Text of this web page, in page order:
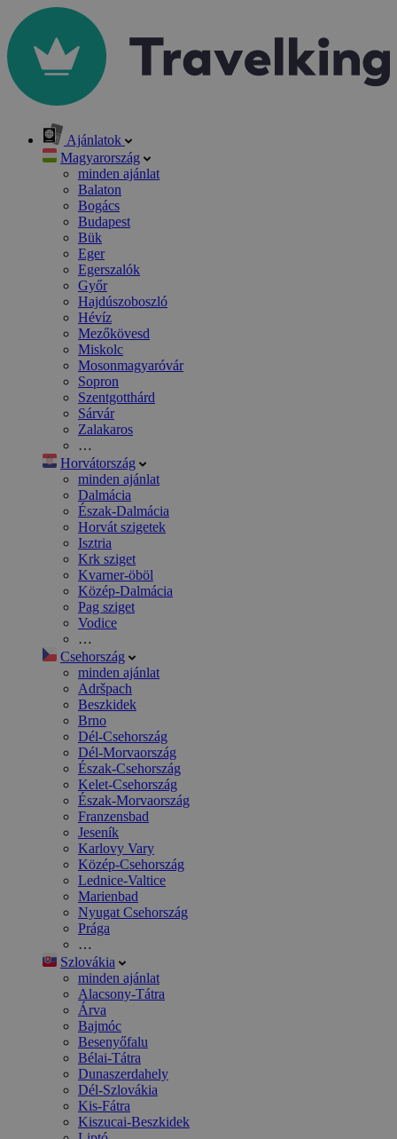
Ajánlatok
Magyarország
minden ajánlat
Balaton
Bogács
Budapest
Bük
Eger
Egerszalók
Győr
Hajdúszoboszló
Hévíz
Mezőkövesd
Miskolc
Mosonmagyaróvár
Sopron
Szentgotthárd
Sárvár
Zalakaros
…
Horvátország
minden ajánlat
Dalmácia
Észak-Dalmácia
Horvát szigetek
Isztria
Krk sziget
Kvarner-öböl
Közép-Dalmácia
Pag sziget
Vodice
…
Csehország
minden ajánlat
Adršpach
Beszkidek
Brno
Dél-Csehország
Dél-Morvaország
Észak-Csehország
Kelet-Csehország
Észak-Morvaország
Franzensbad
Jeseník
Karlovy Vary
Közép-Csehország
Lednice-Valtice
Marienbad
Nyugat Csehország
Prága
…
Szlovákia
minden ajánlat
Alacsony-Tátra
Árva
Bajmóc
Besenyőfalu
Bélai-Tátra
Dunaszerdahely
Dél-Szlovákia
Kis-Fátra
Kiszucai-Beszkidek